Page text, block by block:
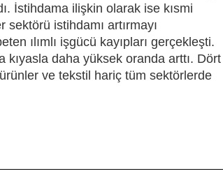
İstihdama ilişkin olarak ise kısmi
istihdamı artırmayı
ılımlı işgücü kayıpları gerçekleşti.
kıyasla daha yüksek oranda arttı. Dört
ve tekstil hariç tüm sektörlerde